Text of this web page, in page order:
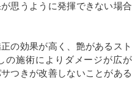
思うように発揮できない場合
の効果が高く、艶があるスト
の施術によりダメージが広が
つきが改善しないことがある